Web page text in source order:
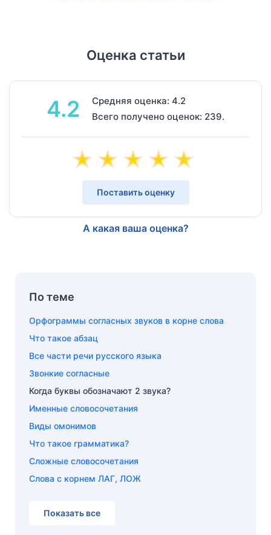
Оценка статьи
4.2
Средняя оценка: 4.2
Всего получено оценок: 239.
Поставить оценку
А какая ваша оценка?
По теме
Орфограммы согласных звуков в корне слова
Что такое абзац
Все части речи русского языка
Звонкие согласные
Когда буквы обозначают 2 звука?
Именные словосочетания
Виды омонимов
Что такое грамматика?
Сложные словосочетания
Слова с корнем ЛАГ, ЛОЖ
Показать все